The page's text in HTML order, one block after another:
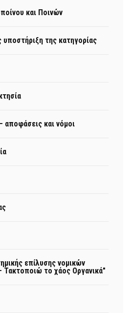
και Ποινών
της κατηγορίας
αποφάσεις και νόμοι
επίλυσης νομικών
Τακτοποιώ το χάος Οργανικά"